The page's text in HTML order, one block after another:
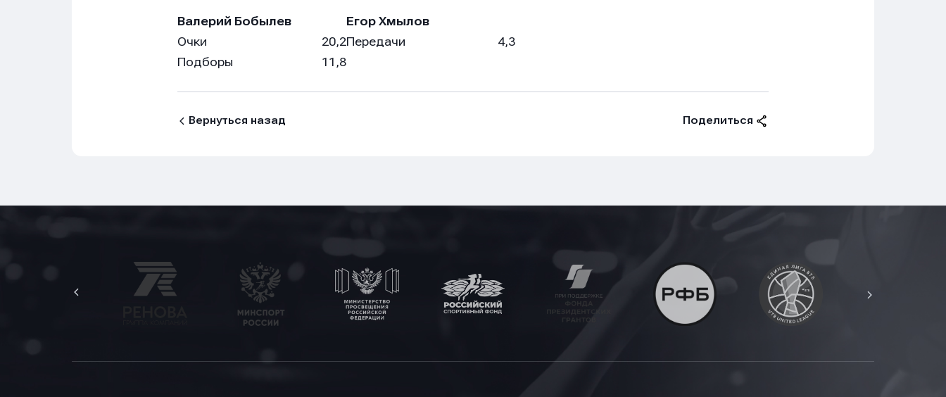
Валерий Бобылев
Очки
20,2
Подборы
11,8
Егор Хмылов
Передачи
4,3
Вернуться назад Поделиться